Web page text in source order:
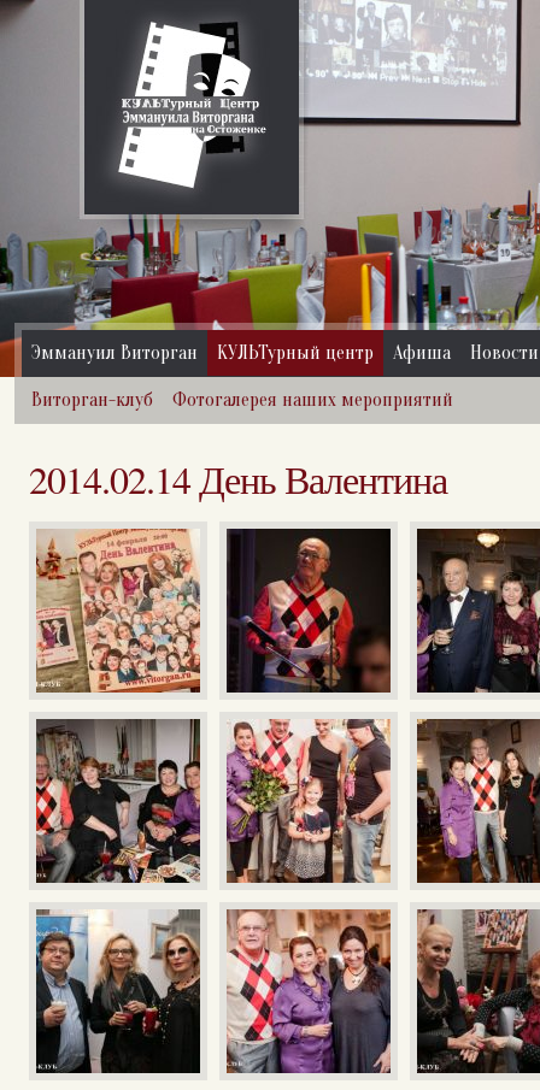
Эммануил Виторган КУЛЬТурный центр Афиша Новости
Виторган-клуб Фотогалерея наших мероприятий
2014.02.14 День Валентина